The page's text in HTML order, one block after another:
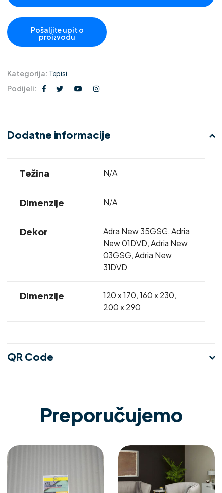
Kategorija: Tepisi
Podijeli:
Dodatne informacije
Težina N/A
Dimenzije N/A
Dekor
Adra New 35GSG, Adria
New 01DVD, Adria New
03GSG, Adria New
31DVD
Dimenzije 120 x 170,160 x 230,
200 x 290
QR Code
Preporučujemo